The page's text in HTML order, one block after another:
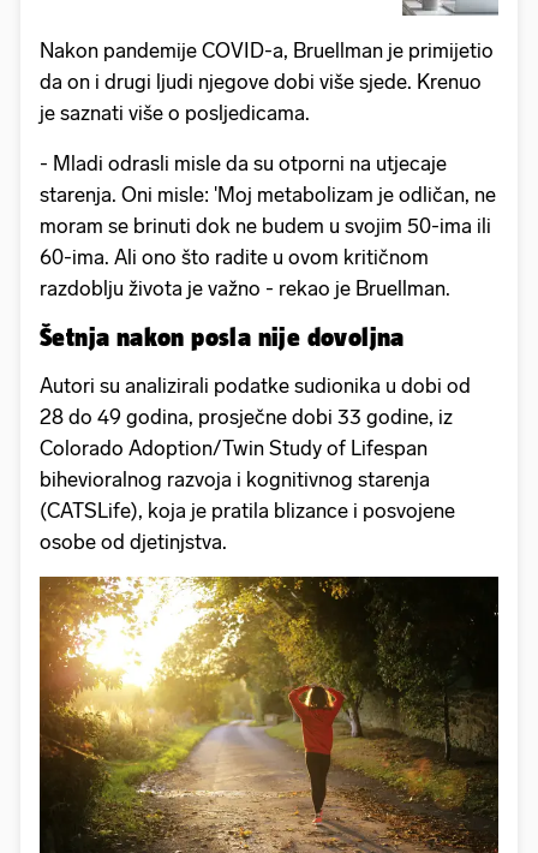
Nakon pandemije COVID-a, Bruellman je primijetio
da on i drugi ljudi njegove dobi više sjede. Krenuo
je saznati više o posljedicama.
- Mladi odrasli misle da su otporni na utjecaje
starenja. Oni misle: 'Moj metabolizam je odličan, ne
moram se brinuti dok ne budem u svojim 50-ima ili
60-ima. Ali ono što radite u ovom kritičnom
razdoblju života je važno - rekao je Bruellman.
Šetnja nakon posla nije dovoljna
Autori su analizirali podatke sudionika u dobi od
28 do 49 godina, prosječne dobi 33 godine, iz
Colorado Adoption/Twin Study of Lifespan
bihevioralnog razvoja i kognitivnog starenja
(CATSLife), koja je pratila blizance i posvojene
osobe od djetinjstva.